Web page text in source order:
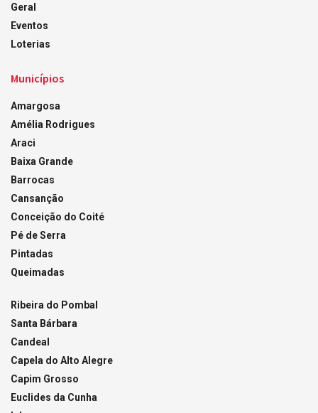
Geral
Eventos
Loterias
Municípios
Amargosa
Amélia Rodrigues
Araci
Baixa Grande
Barrocas
Cansanção
Conceição do Coité
Pé de Serra
Pintadas
Queimadas
Ribeira do Pombal
Santa Bárbara
Candeal
Capela do Alto Alegre
Capim Grosso
Euclides da Cunha